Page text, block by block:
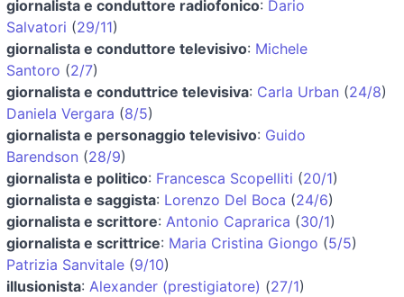
giornalista e conduttore radiofonico: Dario
Salvatori (29/11)
giornalista e conduttore televisivo: Michele
Santoro (2/7)
giornalista e conduttrice televisiva: Carla Urban (24/8)
Daniela Vergara (8/5)
giornalista e personaggio televisivo: Guido
Barendson (28/9)
giornalista e politico: Francesca Scopelliti (20/1)
giornalista e saggista: Lorenzo Del Boca (24/6)
giornalista e scrittore: Antonio Caprarica (30/1)
giornalista e scrittrice: Maria Cristina Giongo (5/5)
Patrizia Sanvitale (9/10)
illusionista: Alexander (prestigiatore) (27/1)